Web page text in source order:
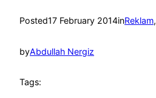
Posted17 February 2014inReklam,
byAbdullah Nergiz
Tags: